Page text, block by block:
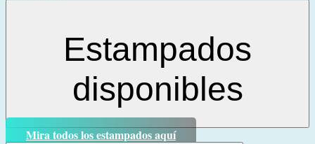
Estampados
disponibles
Mira todos los estampados aquí